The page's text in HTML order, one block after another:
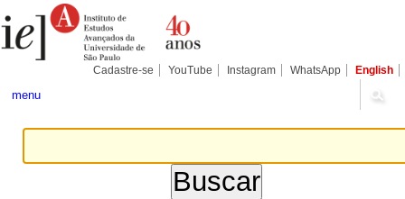
para
conteúdo.
Pessoais
Cadastre-se YouTube Instagram WhatsApp English
menu